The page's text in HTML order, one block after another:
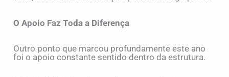
O Apoio Faz Toda a Diferença
Outro ponto que marcou profundamente este ano
foi o apoio constante sentido dentro da estrutura.